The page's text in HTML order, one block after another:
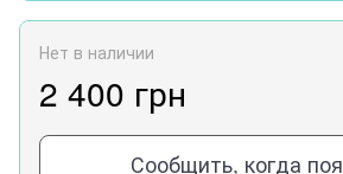
Нет в наличии
2 400 грн
Сообщить, когда